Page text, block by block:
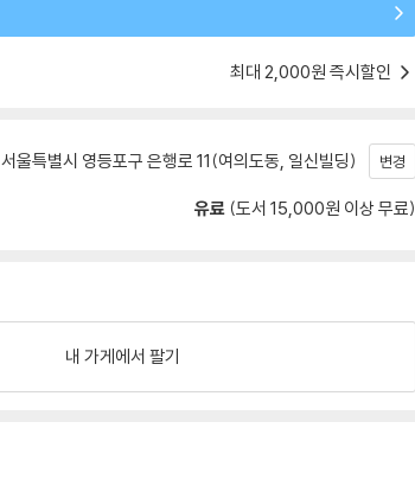
최대 2,000원 즉시할인
서울특별시 영등포구 은행로 11(여의도동, 일신빌딩) 변경
유료 (도서 15,000원 이상 무료)
내 가게에서 팔기